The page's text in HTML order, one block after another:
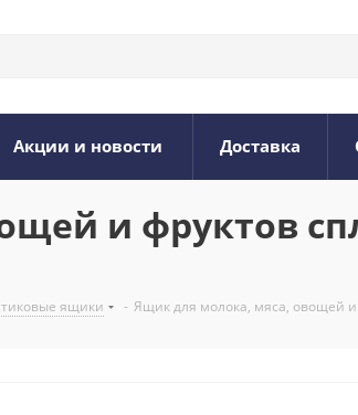
Акции и новости Доставка
и фруктов
ящики - Ящик для молока, мяса, овощей